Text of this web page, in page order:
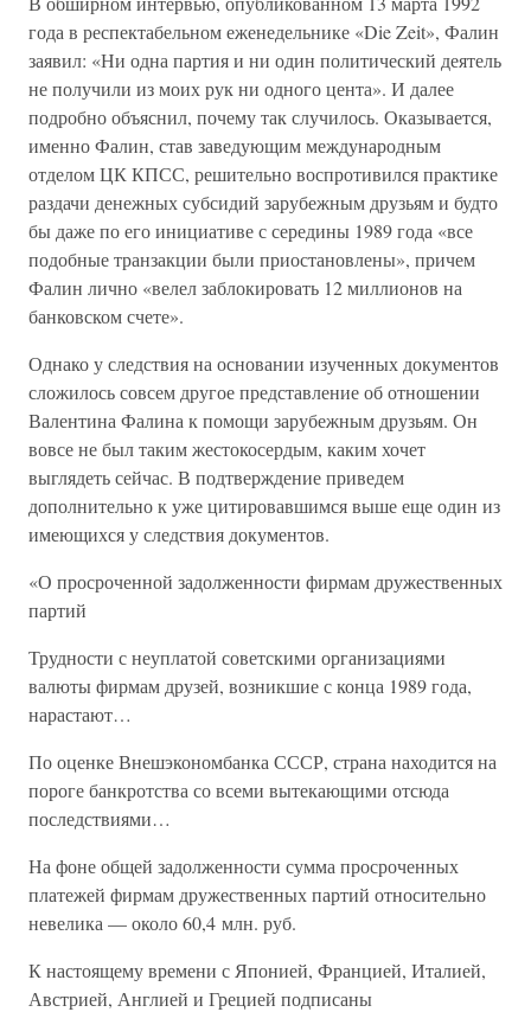
года в респектабельном еженедельнике «Die Zeit», Фалин
заявил: «Ни одна партия и ни один политический деятель
не получили из моих рук ни одного цента». И далее
подробно объяснил, почему так случилось. Оказывается,
именно Фалин, став заведующим международным
отделом ЦК КПСС, решительно воспротивился практике
раздачи денежных субсидий зарубежным друзьям и будто
бы даже по его инициативе с середины 1989 года «все
подобные транзакции были приостановлены», причем
Фалин лично «велел заблокировать 12 миллионов на
банковском счете».
Однако у следствия на основании изученных документов
сложилось совсем другое представление об отношении
Валентина Фалина к помощи зарубежным друзьям. Он
вовсе не был таким жестокосердым, каким хочет
выглядеть сейчас. В подтверждение приведем
дополнительно к уже цитировавшимся выше еще один из
имеющихся у следствия документов.
«О просроченной задолженности фирмам дружественных
партий
Трудности с неуплатой советскими организациями
валюты фирмам друзей, возникшие с конца 1989 года,
нарастают…
По оценке Внешэкономбанка СССР, страна находится на
пороге банкротства со всеми вытекающими отсюда
последствиями…
На фоне общей задолженности сумма просроченных
платежей фирмам дружественных партий относительно
невелика — около 60,4 млн. руб.
К настоящему времени с Японией, Францией, Италией,
Австрией, Англией и Грецией подписаны